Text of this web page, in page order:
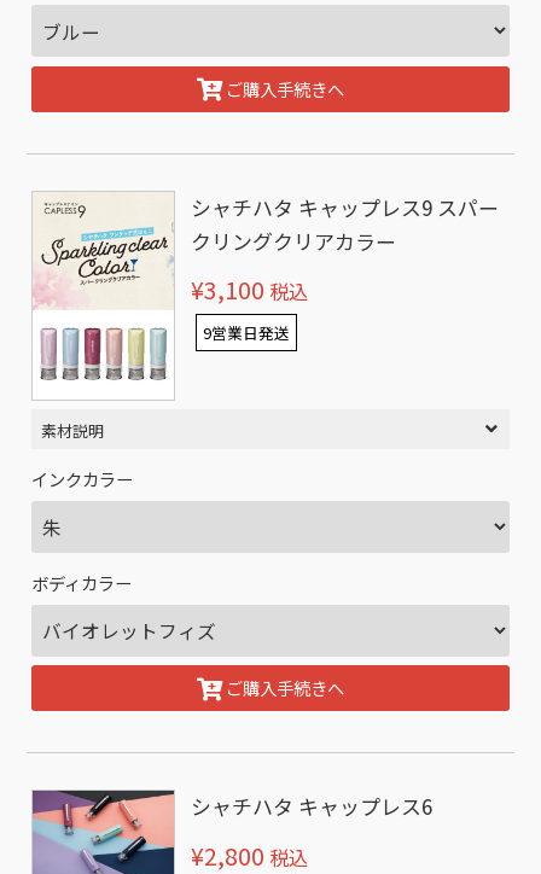
ご購入手続きへ
シャチハタ キャップレス9 スパー
クリングクリアカラー
¥3,100 税込
9営業日発送
素材説明
インクカラー
ボディカラー
ご購入手続きへ
シャチハタ キャップレス6
¥2,800 税込